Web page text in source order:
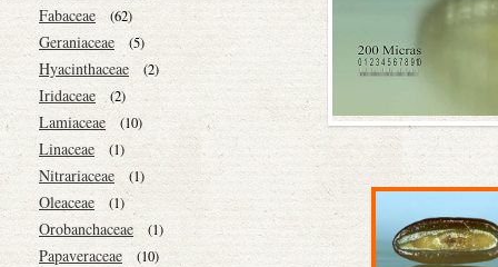
Fabaceae (62)
Geraniaceae (5)
Hyacinthaceae (2)
Iridaceae (2)
Lamiaceae (10)
Linaceae (1)
Nitrariaceae (1)
Oleaceae (1)
Orobanchaceae (1)
Papaveraceae (10)